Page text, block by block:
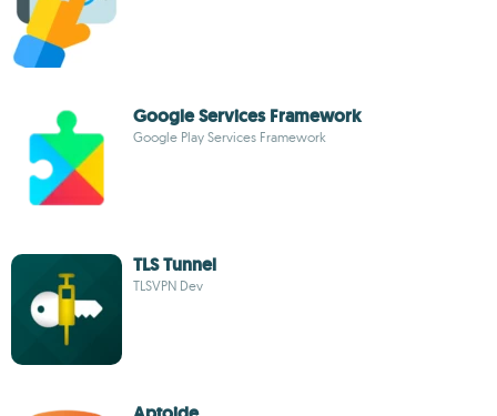
Google Services Framework
Google Play Services Framework
TLS Tunnel
TLSVPN Dev